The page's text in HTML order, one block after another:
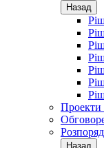
Назад
Проекти
Назад